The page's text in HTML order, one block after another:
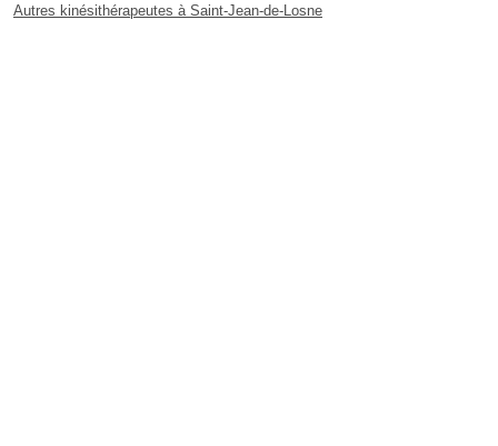
Autres kinésithérapeutes à Saint-Jean-de-Losne